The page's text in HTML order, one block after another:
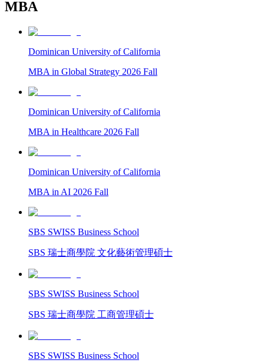
MBA
Dominican University of California
MBA in Global Strategy 2026 Fall
Dominican University of California
MBA in Healthcare 2026 Fall
Dominican University of California
MBA in AI 2026 Fall
SBS SWISS Business School
SBS 瑞士商學院 文化藝術管理碩士
SBS SWISS Business School
SBS 瑞士商學院 工商管理碩士
SBS SWISS Business School